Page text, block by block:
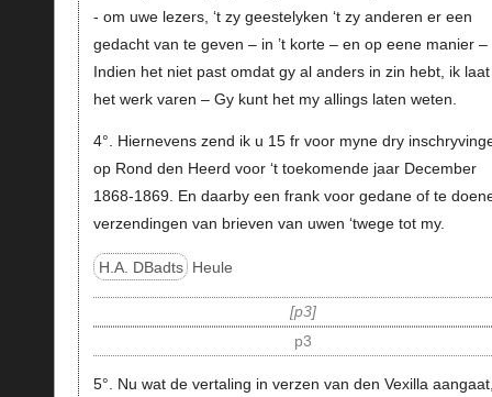
- om uwe lezers, ‘t zy geestelyken ‘t zy anderen er een
gedacht van te geven – in ’t korte – en op eene manier –
Indien het niet past omdat gy al anders in zin hebt, ik laat
het werk varen – Gy kunt het my allings laten weten.
4°. Hiernevens zend ik u 15 fr voor myne dry
op Rond den Heerd voor ‘t toekomende jaar December
1868-1869. En daarby een frank voor gedane of te
verzendingen van brieven van uwen ‘twege tot my.
H.A. DBadts Heule
p3
p3
5°. Nu wat de vertaling in verzen van den Vexilla